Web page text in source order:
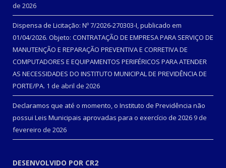
de 2026
Dispensa de Licitação: Nº 7/2026-270303-I, publicado em
01/04/2026. Objeto: CONTRATAÇÃO DE EMPRESA PARA SERVIÇO DE
MANUTENÇÃO E REPARAÇÃO PREVENTIVA E CORRETIVA DE
COMPUTADORES E EQUIPAMENTOS PERIFÉRICOS PARA ATENDER
AS NECESSIDADES DO INSTITUTO MUNICIPAL DE PREVIDÊNCIA DE
PORTE/PA. 1 de abril de 2026
Declaramos que até o momento, o Instituto de Previdência não
possui Leis Municipais aprovadas para o exercício de 2026 9 de
fevereiro de 2026
DESENVOLVIDO POR CR2